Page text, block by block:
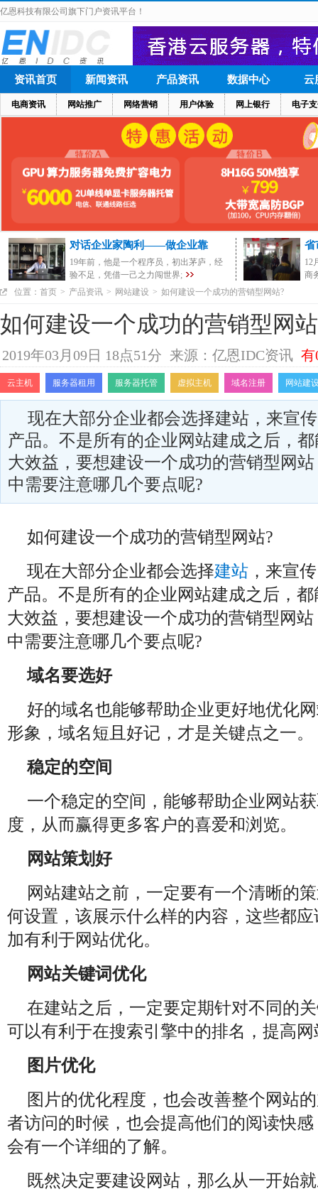
亿恩科技有限公司旗下门户资讯平台！
资讯首页
电商资讯 网站推广 网络营销 用户体验 网上银行 电子
新闻资讯 产品资讯 数据中心 云
对话企业家陶利——做企业靠
19年前，他是一个程序员，初出茅庐，经
验不足，凭借一己之力闯世界;
省
12
商
位置： 首页 > 产品资讯 > 网站建设 > 如何建设一个成功的营销型网站?
如何建设一个成功的营销型网
2019年03月09日 18点51分 来源：亿恩IDC资讯 有
云主机 服务器租用 服务器托管 虚拟主机 域名注册 网站建
现在大部分企业都会选择建站，来宣
产品。不是所有的企业网站建成之后，
大效益，要想建设一个成功的营销型网
中需要注意哪几个要点呢?
如何建设一个成功的营销型网站?
现在大部分企业都会选择建站 ，来宣
产品。不是所有的企业网站建成之后，
大效益，要想建设一个成功的营销型网
中需要注意哪几个要点呢?
域名要选好
好的域名也能够帮助企业更好地优化
形象，域名短且好记，才是关键点之一。
稳定的空间
一个稳定的空间，能够帮助企业网站
度，从而赢得更多客户的喜爱和浏览。
网站策划好
网站建站之前，一定要有一个清晰的
何设置，该展示什么样的内容，这些都
加有利于网站优化。
网站关键词优化
在建站之后，一定要定期针对不同的
可以有利于在搜索引擎中的排名，提高
图片优化
图片的优化程度，也会改善整个网站
者访问的时候，也会提高他们的阅读快
会有一个详细的了解。
既然决定要建设网站，那么从一开始